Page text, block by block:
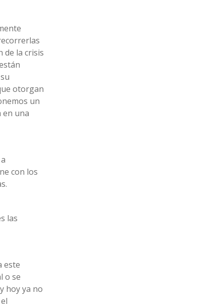
de la crisis
otorgan
un
en una
con los
las
este
o se
hoy ya no